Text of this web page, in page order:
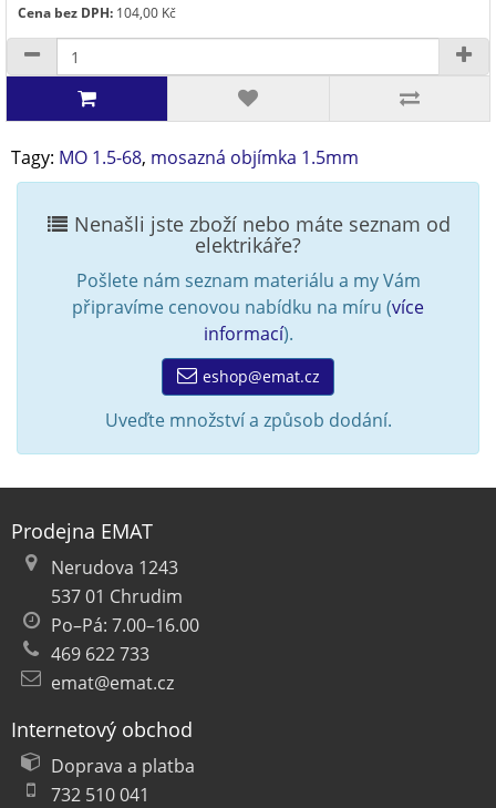
Cena bez DPH: 104,00 Kč
Tagy: MO 1.5-68, mosazná objímka 1.5mm
Nenašli jste zboží nebo máte seznam od
elektrikáře?
Pošlete nám seznam materiálu a my Vám
připravíme cenovou nabídku na míru (více
informací).
eshop@emat.cz
Uveďte množství a způsob dodání.
Prodejna EMAT
Nerudova 1243
537 01 Chrudim
Po–Pá: 7.00–16.00
469 622 733
emat@emat.cz
Internetový obchod
Doprava a platba
732 510 041